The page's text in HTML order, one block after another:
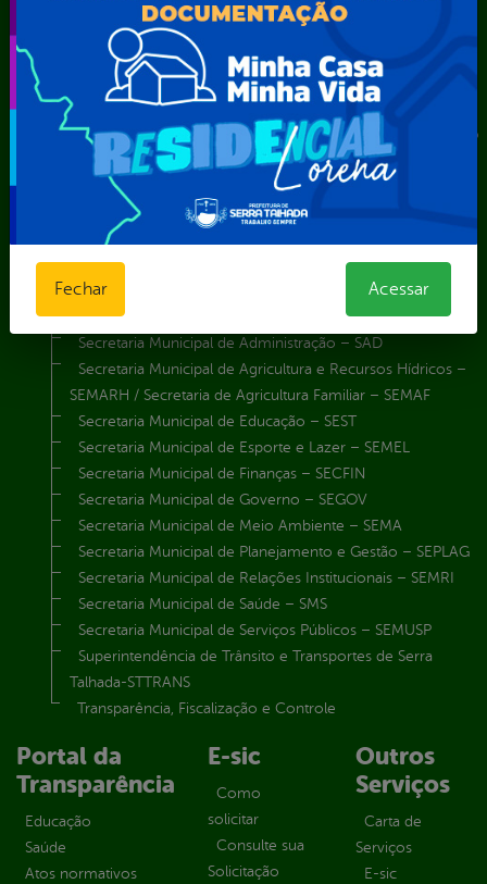
Comando da Guarda Municipal-CGM
Diretoria da Defesa Civil
FUNDAÇÃO CULTURAL DE SERRA TALHADA
Gabinete da Prefeita
Gabinete do Vice-Prefeito
Instituto de Previdência Própria dos Servidores Públicos do
Município de Serra Talhada-IPPS
Obras e Infraestrutura
Procuradoria Geral do Município
Secretaria de Comunicação Social e Audiovisual
Secretaria de Desenvolvimento Econômico e Turismo
Secretaria de Iluminação Pública e Energia Elétrica
Secretaria Municipal da Mulher – SEMU
Secretaria Municipal de Administração – SAD
Secretaria Municipal de Agricultura e Recursos Hídricos –
SEMARH / Secretaria de Agricultura Familiar – SEMAF
Secretaria Municipal de Educação – SEST
Secretaria Municipal de Esporte e Lazer – SEMEL
Secretaria Municipal de Finanças – SECFIN
Secretaria Municipal de Governo – SEGOV
Secretaria Municipal de Meio Ambiente – SEMA
Secretaria Municipal de Planejamento e Gestão – SEPLAG
Secretaria Municipal de Relações Institucionais – SEMRI
Secretaria Municipal de Saúde – SMS
Secretaria Municipal de Serviços Públicos – SEMUSP
Superintendência de Trânsito e Transportes de Serra
Talhada-STTRANS
Transparência, Fiscalização e Controle
Portal da
Transparência
Educação
Saúde
Atos normativos
E-sic
Como
solicitar
Consulte sua
Solicitação
Outros
Serviços
Carta de
Serviços
E-sic
Fechar Acessar